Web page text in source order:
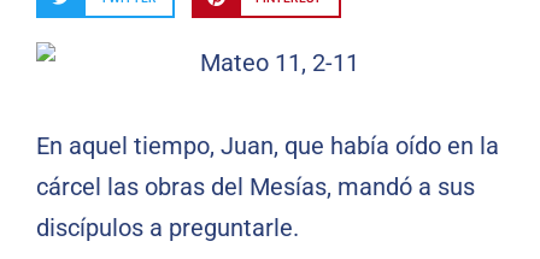
En aquel tiempo, Juan, que había oído en la
cárcel las obras del Mesías, mandó a sus
discípulos a preguntarle.